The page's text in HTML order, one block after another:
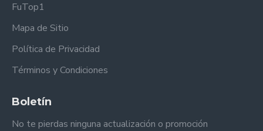
FuTop1
Mapa de Sitio
Política de Privacidad
Términos y Condiciones
Boletín
No te pierdas ninguna actualización o promoción